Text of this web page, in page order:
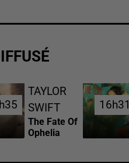
TAYLOR
SWIFT
The Fate Of
Ophelia
16h31
16h31